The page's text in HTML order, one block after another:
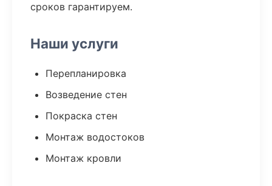
сроков гарантируем.
Наши услуги
Перепланировка
Возведение стен
Покраска стен
Монтаж водостоков
Монтаж кровли